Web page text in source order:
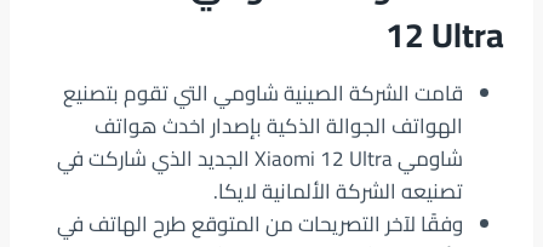
12 Ultra
قامت الشركة الصينية شاومي التي تقوم بتصنيع
الهواتف الجوالة الذكية بإصدار اخدث هواتف
شاومي Xiaomi 12 Ultra الجديد الذي شاركت في
تصنيعه الشركة الألمانية لايكا.
وفقًا لآخر التصريحات من المتوقع طرح الهاتف في